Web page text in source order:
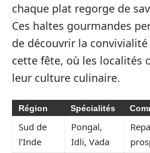
chaque plat regorge de
Ces haltes gourmandes
de découvrir la
cette fête, où les localités
leur culture culinaire.
Région Spécialités
Sud de
l’Inde
Pongal,
Idli, Vada